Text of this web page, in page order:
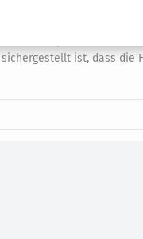
soll verhindert werden
bekannt, dass sie alle
ist, dass die